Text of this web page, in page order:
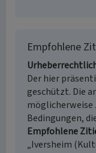
Empfohlene
Der hier
geschützt. Die
Bedingungen,
Empfohlene
„Iversheim